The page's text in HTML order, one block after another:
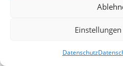
Datenschutz